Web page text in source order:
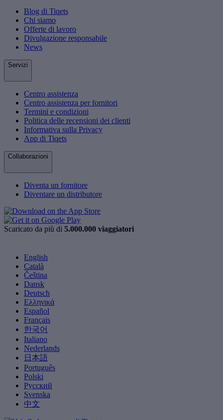
Blog di Tiqets
Chi siamo
Offerte di lavoro
Divulgazione responsabile
News
Servizi
Centro assistenza
Centro assistenza per fornitori
Termini e condizioni
Politica delle recensioni dei clienti
Informativa sulla Privacy
App di Tiqets
Collaborazioni
Diventa un fornitore
Diventare un distributore
Scaricato da più di 5.000.000 viaggiatori
English
Català
Čeština
Dansk
Deutsch
Ελληνικά
Español
Français
한국어
Italiano
Nederlands
日本語
Português
Polski
Русский
Svenska
中文